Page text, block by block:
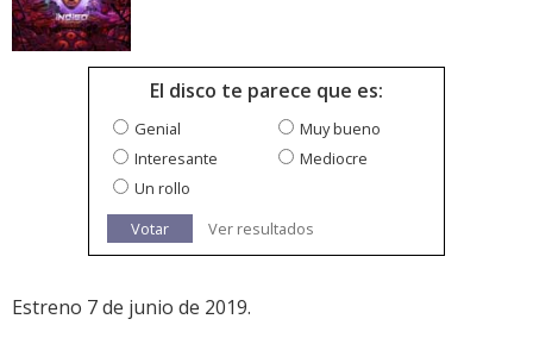
El disco te parece que es:
Genial
Muy bueno
Interesante
Mediocre
Un rollo
Votar
Ver resultados
Estreno 7 de junio de 2019.